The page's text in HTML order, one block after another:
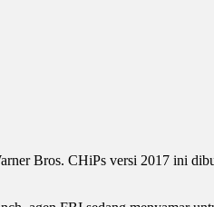
Bros. CHiPs versi 2017 ini